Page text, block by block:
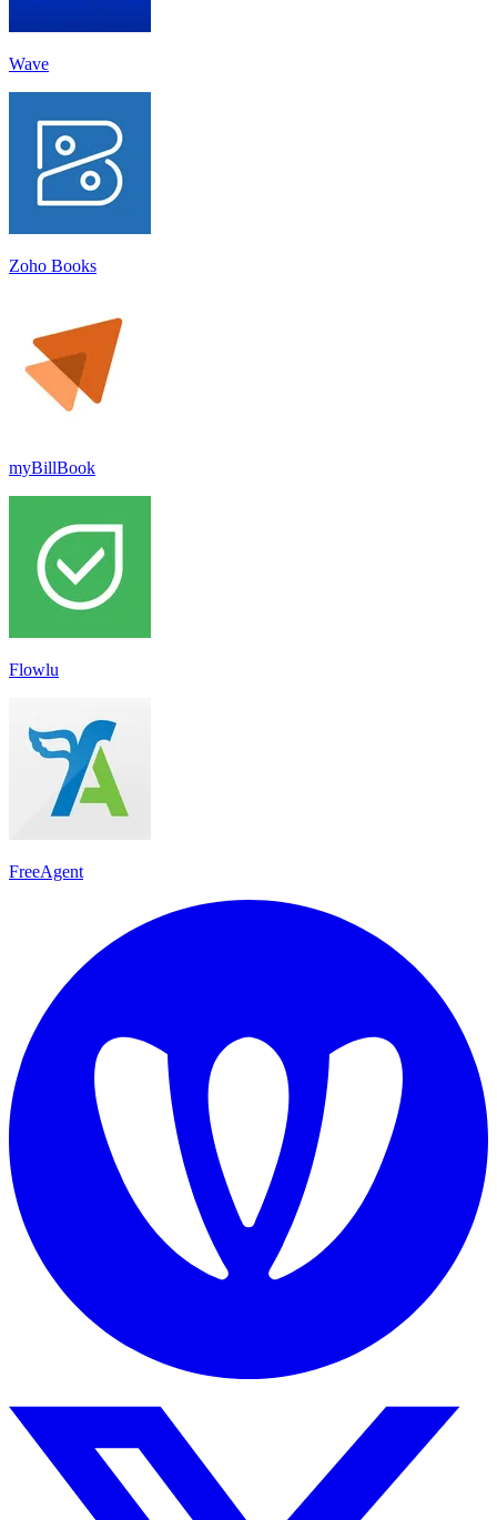
Wave
Zoho Books
myBillBook
Flowlu
FreeAgent